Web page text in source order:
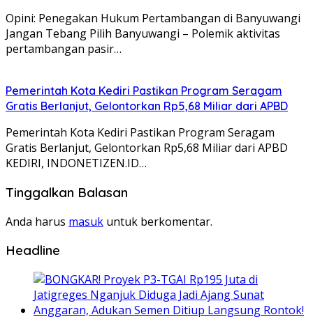
Opini: Penegakan Hukum Pertambangan di Banyuwangi
Jangan Tebang Pilih Banyuwangi – Polemik aktivitas
pertambangan pasir…
Pemerintah Kota Kediri Pastikan Program Seragam
Gratis Berlanjut, Gelontorkan Rp5,68 Miliar dari APBD
Pemerintah Kota Kediri Pastikan Program Seragam
Gratis Berlanjut, Gelontorkan Rp5,68 Miliar dari APBD
KEDIRI, INDONETIZEN.ID…
Tinggalkan Balasan
Anda harus masuk untuk berkomentar.
Headline